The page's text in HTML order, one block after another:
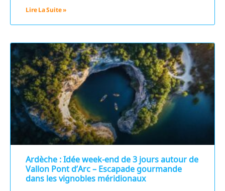
Lire La Suite »
Ardèche : Idée week-end de 3 jours autour de
Vallon Pont d’Arc – Escapade gourmande
dans les vignobles méridionaux